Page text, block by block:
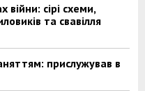
війни: сірі схеми,
та свавілля
прислужував в